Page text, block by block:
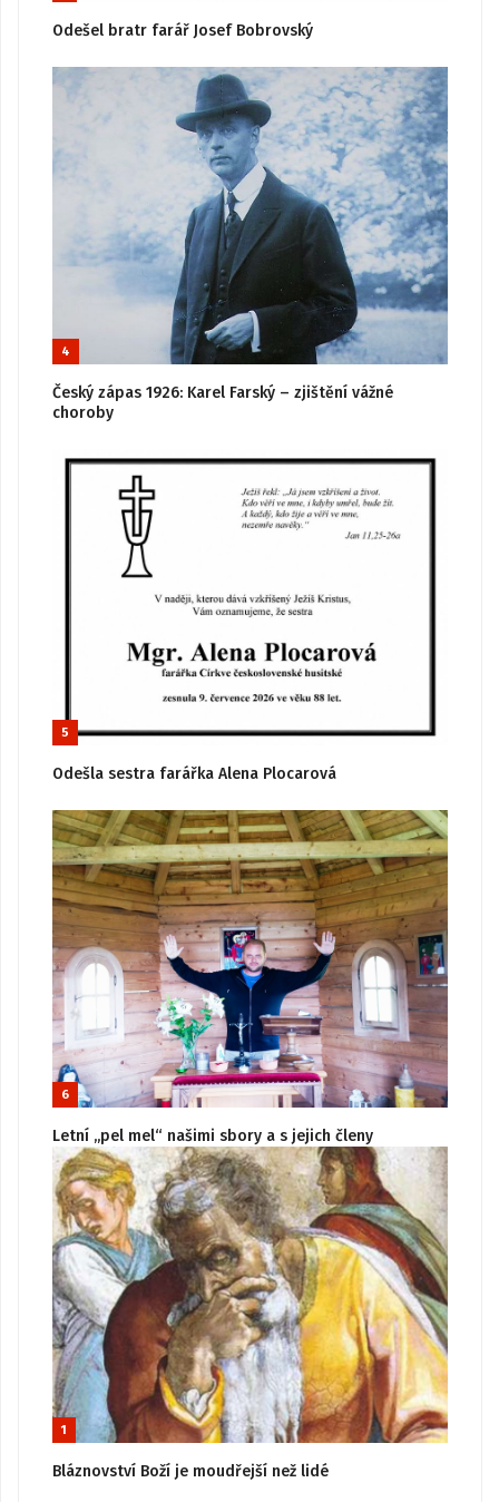
Odešel bratr farář Josef Bobrovský
4
Český zápas 1926: Karel Farský – zjištění vážné
choroby
5
Odešla sestra farářka Alena Plocarová
6
Letní „pel mel“ našimi sbory a s jejich členy
1
Bláznovství Boží je moudřejší než lidé